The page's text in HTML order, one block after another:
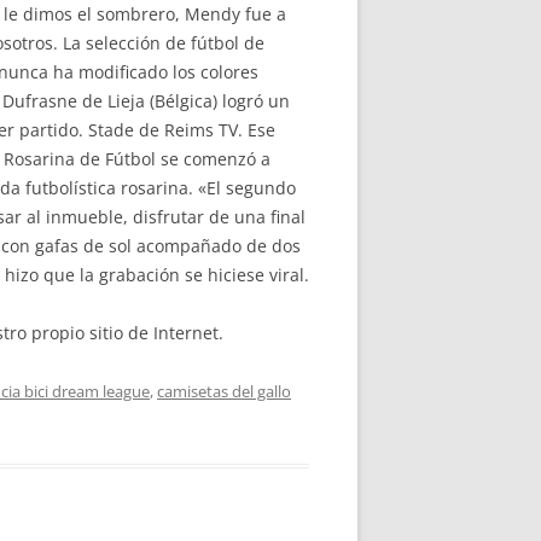
dimos el sombrero, Mendy fue a
La selección de fútbol de
ha modificado los colores
de Lieja (Bélgica) logró un
partido. Stade de Reims TV. Ese
de Fútbol se comenzó a
futbolística rosarina. «El segundo
al inmueble, disfrutar de una final
gafas de sol acompañado de dos
que la grabación se hiciese viral.
propio sitio de Internet.
bici dream league,camisetas del gallo